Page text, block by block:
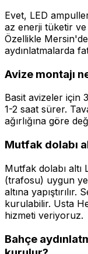
Evet, LED
az enerji tüketir
Özellikle
aydınlatmalarda
Avize montajı
Basit avizeler için
1-2 saat sürer.
ağırlığına göre
Mutfak dolabı
Mutfak dolabı altı
(trafosu) uygun
altına
kurulabilir. Usta
hizmeti veriyoruz.
Bahçe